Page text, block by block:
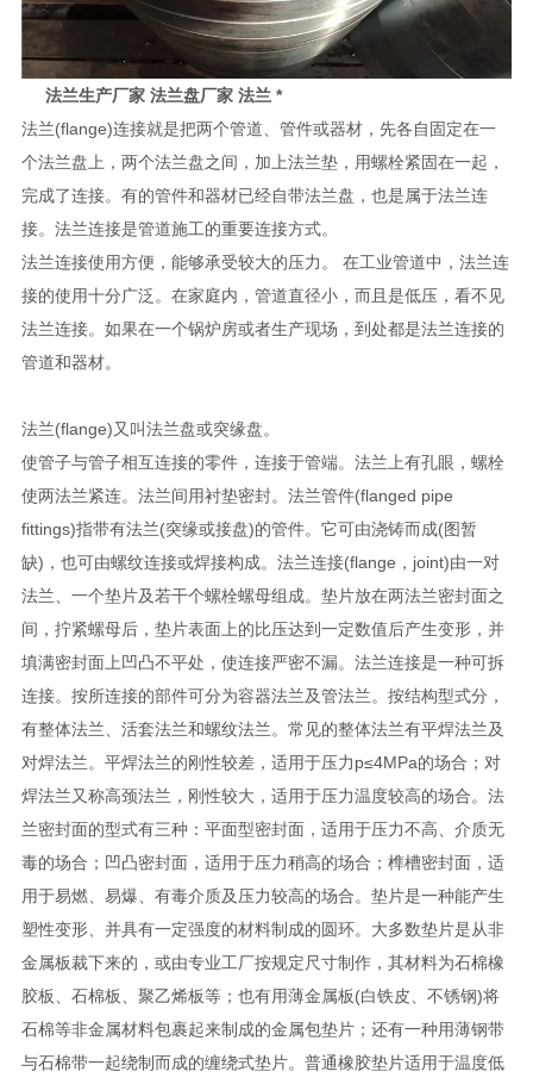
法兰生产厂家 法兰盘厂家 法兰 *
法兰(flange)连接就是把两个管道、管件或器材，先各自固定在一
个法兰盘上，两个法兰盘之间，加上法兰垫，用螺栓紧固在一起，
完成了连接。有的管件和器材已经自带法兰盘，也是属于法兰连
接。法兰连接是管道施工的重要连接方式。
法兰连接使用方便，能够承受较大的压力。 在工业管道中，法兰连
接的使用十分广泛。在家庭内，管道直径小，而且是低压，看不见
法兰连接。如果在一个锅炉房或者生产现场，到处都是法兰连接的
管道和器材。
法兰(flange)又叫法兰盘或突缘盘。
使管子与管子相互连接的零件，连接于管端。法兰上有孔眼，螺栓
使两法兰紧连。法兰间用衬垫密封。法兰管件(flanged pipe
fittings)指带有法兰(突缘或接盘)的管件。它可由浇铸而成(图暂
缺)，也可由螺纹连接或焊接构成。法兰连接(flange，joint)由一对
法兰、一个垫片及若干个螺栓螺母组成。垫片放在两法兰密封面之
间，拧紧螺母后，垫片表面上的比压达到一定数值后产生变形，并
填满密封面上凹凸不平处，使连接严密不漏。法兰连接是一种可拆
连接。按所连接的部件可分为容器法兰及管法兰。按结构型式分，
有整体法兰、活套法兰和螺纹法兰。常见的整体法兰有平焊法兰及
对焊法兰。平焊法兰的刚性较差，适用于压力p≤4MPa的场合；对
焊法兰又称高颈法兰，刚性较大，适用于压力温度较高的场合。法
兰密封面的型式有三种：平面型密封面，适用于压力不高、介质无
毒的场合；凹凸密封面，适用于压力稍高的场合；榫槽密封面，适
用于易燃、易爆、有毒介质及压力较高的场合。垫片是一种能产生
塑性变形、并具有一定强度的材料制成的圆环。大多数垫片是从非
金属板裁下来的，或由专业工厂按规定尺寸制作，其材料为石棉橡
胶板、石棉板、聚乙烯板等；也有用薄金属板(白铁皮、不锈钢)将
石棉等非金属材料包裹起来制成的金属包垫片；还有一种用薄钢带
与石棉带一起绕制而成的缠绕式垫片。普通橡胶垫片适用于温度低